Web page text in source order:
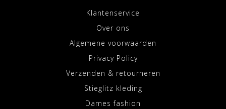
Klantenservice
Over ons
Algemene voorwaarden
Privacy Policy
Verzenden & retourneren
Stieglitz kleding
Dames fashion